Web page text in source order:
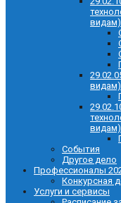
видам)
видам)
видам)
События
Другое дело
Профессионалы
Конкурсная
Услуги и сервисы